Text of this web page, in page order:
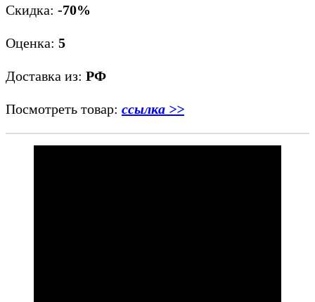
Скидка: -70%
Оценка: 5
Доставка из: РФ
Посмотреть товар: ссылка >>